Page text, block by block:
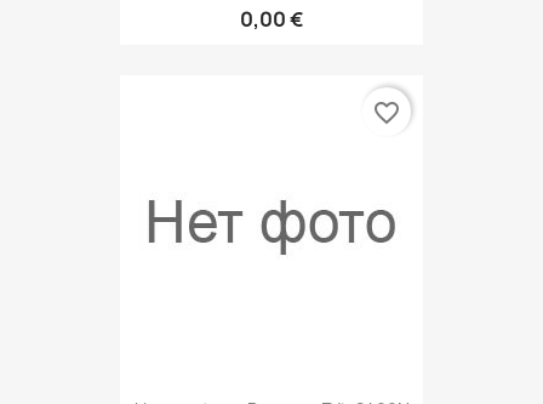
0,00 €
favorite_border